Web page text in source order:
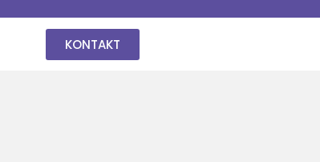
KONTAKT